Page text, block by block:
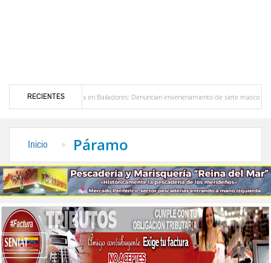
RECIENTES
Alerta en Bailadores: Denuncian envenenamiento de siete mascotas en El Rincón de
Inicio Páramo